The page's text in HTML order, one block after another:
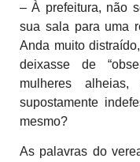
– À prefeitura, não
sua sala para uma
Anda muito
deixasse de
mulheres
supostamente
mesmo?
As palavras do